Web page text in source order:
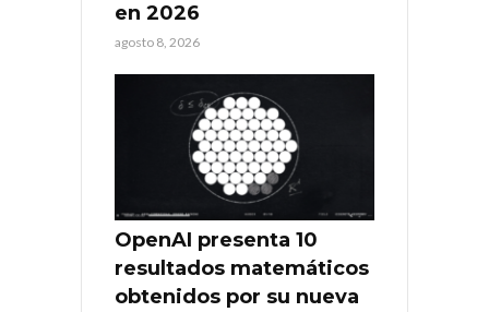
en 2026
agosto 8, 2026
OpenAI presenta 10
resultados matemáticos
obtenidos por su nueva